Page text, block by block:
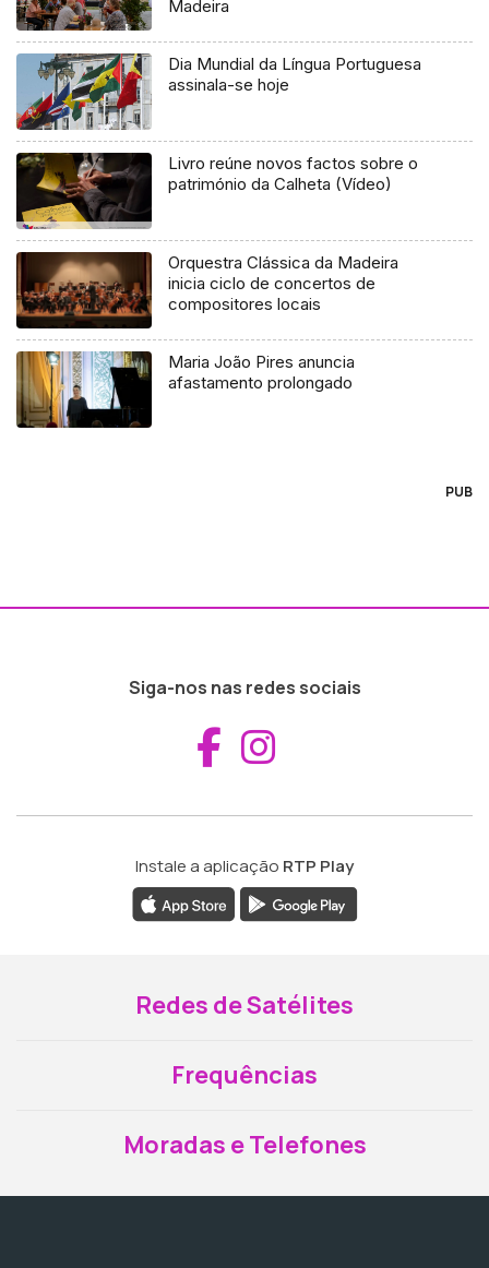
Madeira
Dia Mundial da Língua Portuguesa
assinala-se hoje
Livro reúne novos factos sobre o
património da Calheta (Vídeo)
Orquestra Clássica da Madeira
inicia ciclo de concertos de
compositores locais
Maria João Pires anuncia
afastamento prolongado
PUB
Siga-nos nas redes sociais
Aceder ao
Instale a aplicação RTP Play
Redes de Satélites
Frequências
Moradas e Telefones